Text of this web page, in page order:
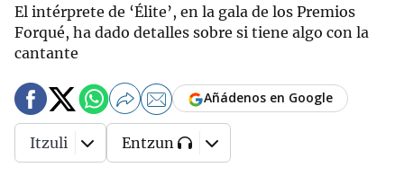
El intérprete de ‘Élite’, en la gala de los Premios
Forqué, ha dado detalles sobre si tiene algo con la
cantante
Añádenos en Google
Itzuli Entzun